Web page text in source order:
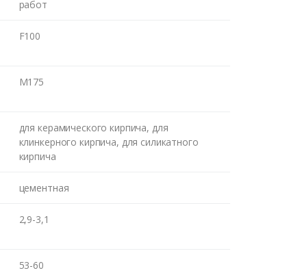
работ
F100
М175
для керамического кирпича, для
клинкерного кирпича, для силикатного
кирпича
цементная
2,9-3,1
53-60